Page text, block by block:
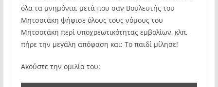
όλα τα μνημόνια, μετά που σαν Βουλευτής του
Μητσοτάκη ψήφισε όλους τους νόμους του
Μητσοτάκη περί υποχρεωτικότητας εμβολίων, κλπ,
πήρε την μεγάλη απόφαση και: Το παιδί μίλησε!
Ακούστε την ομιλία του: